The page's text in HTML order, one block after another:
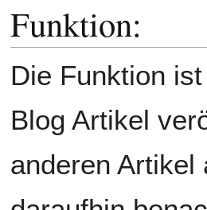
Funktion:
Die Funktion
Blog Artikel
anderen Artikel